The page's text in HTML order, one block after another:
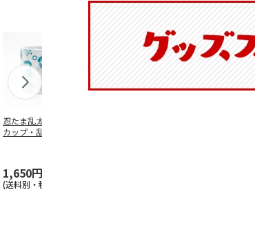
忍たま乱太郎 マグ
カップ・乱太郎・き
1,650円
(送料別・税込)